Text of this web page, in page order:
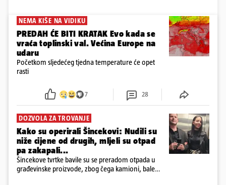
NEMA KIŠE NA VIDIKU
PREDAH ĆE BITI KRATAK Evo kada se
vraća toplinski val. Većina Europe na
udaru
Početkom sljedećeg tjedna temperature će opet
rasti
7 28
DOZVOLA ZA TROVANJE
Kako su operirali Šincekovi: Nudili su
niže cijene od drugih, mljeli su otpad
pa zakapali...
Šincekove tvrtke bavile su se preradom otpada u
građevinske proizvode, zbog čega kamioni, bale